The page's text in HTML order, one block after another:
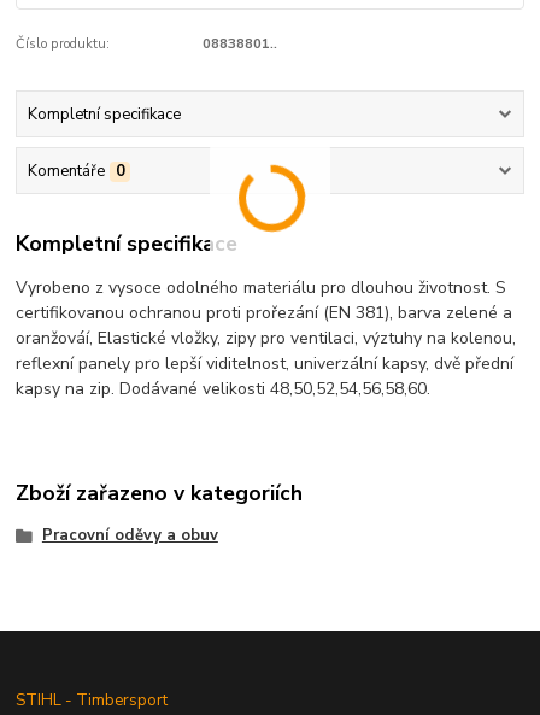
Číslo produktu: 08838801..
Kompletní specifikace
Komentáře 0
Kompletní specifikace
Vyrobeno z vysoce odolného materiálu pro dlouhou životnost. S
certifikovanou ochranou proti prořezání (EN 381), barva zelené a
oranžováí, Elastické vložky, zipy pro ventilaci, výztuhy na kolenou,
reflexní panely pro lepší viditelnost, univerzální kapsy, dvě přední
kapsy na zip. Dodávané velikosti 48,50,52,54,56,58,60.
Zboží zařazeno v kategoriích
Pracovní oděvy a obuv
STIHL - Timbersport